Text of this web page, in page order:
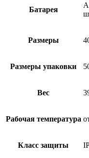
Батарея
Размеры
Размеры упаковки
Вес
Рабочая температура
Класс защиты